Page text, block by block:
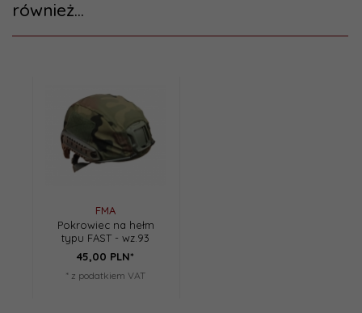
również...
FMA
Pokrowiec na hełm
typu FAST - wz.93
45,00 PLN*
* z podatkiem VAT